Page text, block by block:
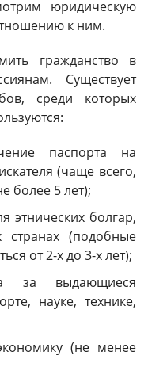
юридическую
к ним.
гражданство в
Существует
среди которых
паспорта на
(чаще всего,
более 5 лет);
этнических болгар,
странах (подобные
от 2-х до 3-х лет);
за выдающиеся
науке, технике,
(не менее